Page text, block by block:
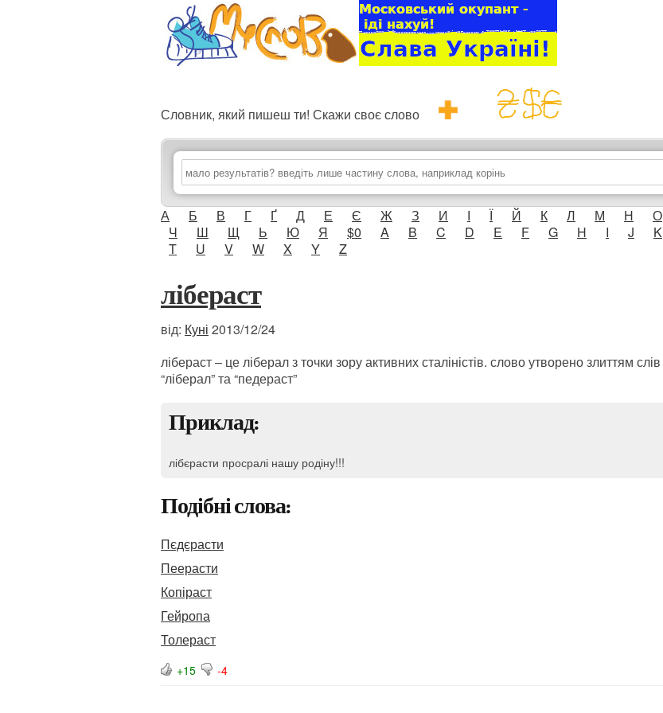
Словник, який пишеш ти! Скажи своє слово
А Б В Г Ґ Д Е Є Ж З И І Ї Й К Л М Н О
Ч
Ш Щ Ь Ю Я $0 A B C D E F G H I J K
T
U V W X Y Z
лібераст
від: Куні 2013/12/24
лібераст – це ліберал з точки зору активних сталіністів. слово утворено злиттям слів
“ліберал” та “педераст”
Приклад:
лібєрасти просралі нашу родіну!!!
Подібні слова:
Пєдєрасти
Пеерасти
Копіраст
Гейропа
Толераст
+15 -4